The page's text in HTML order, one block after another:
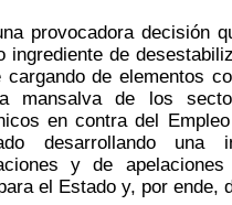
provocadora decisión
ingrediente de
cargando de elementos
mansalva de los
en contra del
desarrollando una
y de
el Estado y, por ende,